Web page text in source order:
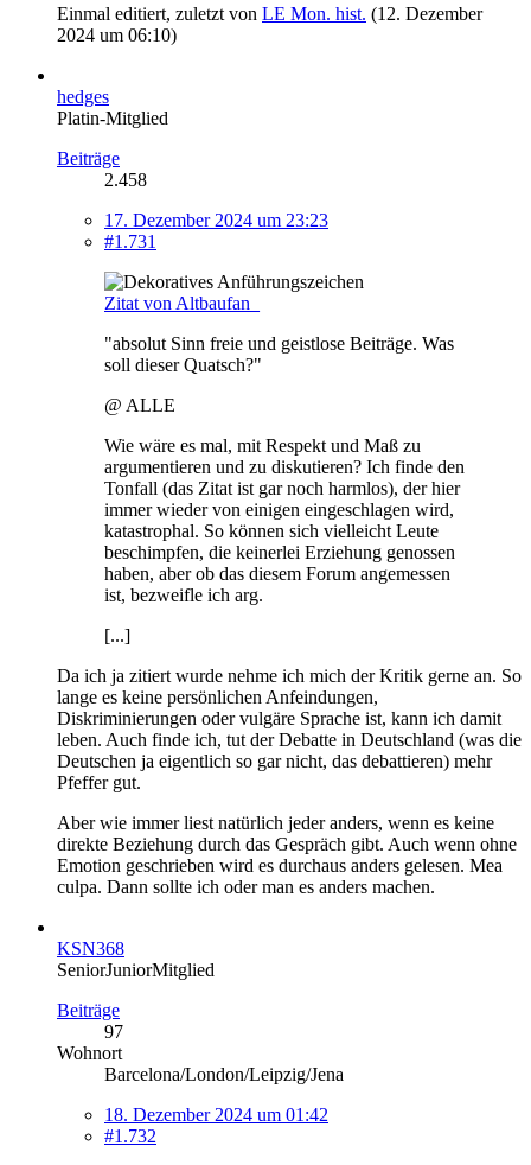
Einmal editiert, zuletzt von LE Mon. hist. (12. Dezember
2024 um 06:10)
hedges
Platin-Mitglied
Beiträge
2.458
17. Dezember 2024 um 23:23
#1.731
Zitat von Altbaufan_
"absolut Sinn freie und geistlose Beiträge. Was
soll dieser Quatsch?"
@ ALLE
Wie wäre es mal, mit Respekt und Maß zu
argumentieren und zu diskutieren? Ich finde den
Tonfall (das Zitat ist gar noch harmlos), der hier
immer wieder von einigen eingeschlagen wird,
katastrophal. So können sich vielleicht Leute
beschimpfen, die keinerlei Erziehung genossen
haben, aber ob das diesem Forum angemessen
ist, bezweifle ich arg.
[...]
Da ich ja zitiert wurde nehme ich mich der Kritik gerne an. So
lange es keine persönlichen Anfeindungen,
Diskriminierungen oder vulgäre Sprache ist, kann ich damit
leben. Auch finde ich, tut der Debatte in Deutschland (was die
Deutschen ja eigentlich so gar nicht, das debattieren) mehr
Pfeffer gut.
Aber wie immer liest natürlich jeder anders, wenn es keine
direkte Beziehung durch das Gespräch gibt. Auch wenn ohne
Emotion geschrieben wird es durchaus anders gelesen. Mea
culpa. Dann sollte ich oder man es anders machen.
KSN368
SeniorJuniorMitglied
Beiträge
97
Wohnort
Barcelona/London/Leipzig/Jena
18. Dezember 2024 um 01:42
#1.732